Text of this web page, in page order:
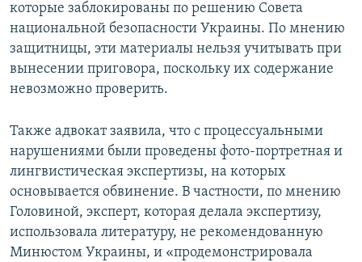
которые заблокированы по решению Совета
национальной безопасности Украины. По мнению
защитницы, эти материалы нельзя учитывать при
вынесении приговора, поскольку их содержание
невозможно проверить.
Также адвокат заявила, что с процессуальными
нарушениями были проведены фото-портретная и
лингвистическая экспертизы, на которых
основывается обвинение. В частности, по мнению
Головиной, эксперт, которая делала экспертизу,
использовала литературу, не рекомендованную
Минюстом Украины, и «продемонстрировала